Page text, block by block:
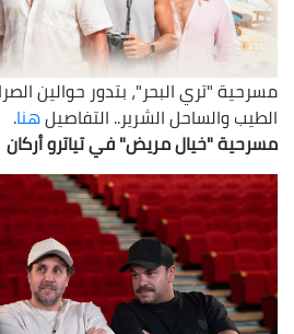
مسرحية "تري البحر"، بتدور حوالين
الطيب والساحل الشرير.. التفاصيلهنا.
مسرحية "خيال مريض" في تياترو أركان